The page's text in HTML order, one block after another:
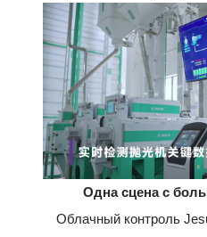
Одна сцена с
Облачный контроль